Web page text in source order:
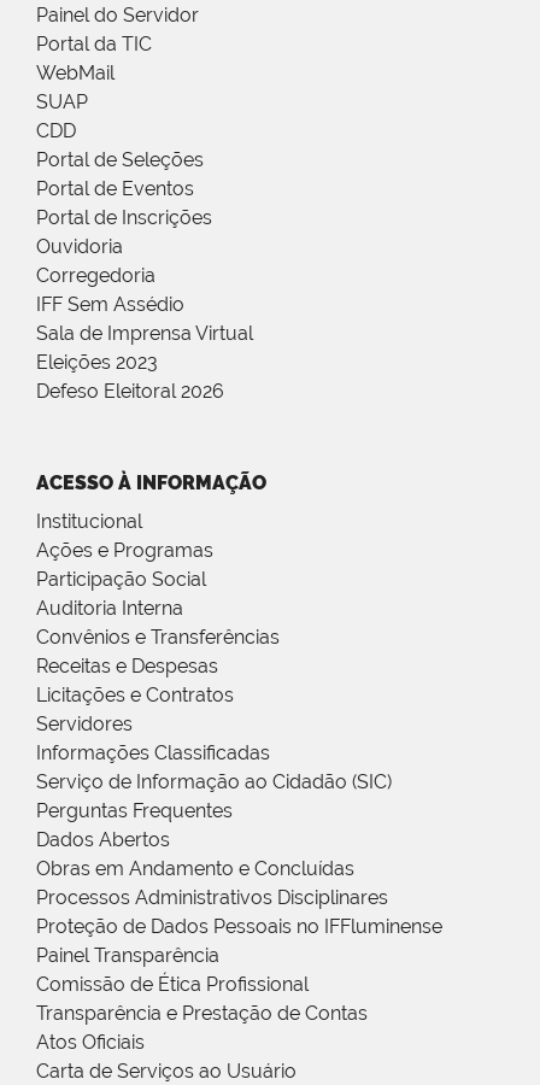
Painel do Servidor
Portal da TIC
WebMail
SUAP
CDD
Portal de Seleções
Portal de Eventos
Portal de Inscrições
Ouvidoria
Corregedoria
IFF Sem Assédio
Sala de Imprensa Virtual
Eleições 2023
Defeso Eleitoral 2026
ACESSO À INFORMAÇÃO
Institucional
Ações e Programas
Participação Social
Auditoria Interna
Convênios e Transferências
Receitas e Despesas
Licitações e Contratos
Servidores
Informações Classificadas
Serviço de Informação ao Cidadão (SIC)
Perguntas Frequentes
Dados Abertos
Obras em Andamento e Concluídas
Processos Administrativos Disciplinares
Proteção de Dados Pessoais no IFFluminense
Painel Transparência
Comissão de Ética Profissional
Transparência e Prestação de Contas
Atos Oficiais
Carta de Serviços ao Usuário